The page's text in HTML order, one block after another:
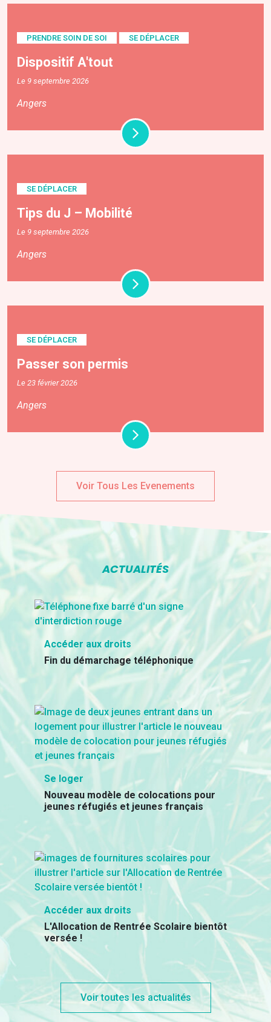
PRENDRE SOIN DE SOI SE DÉPLACER
Dispositif A'tout
Le 9 septembre 2026
Angers
SE DÉPLACER
Tips du J – Mobilité
Le 9 septembre 2026
Angers
SE DÉPLACER
Passer son permis
Le 23 février 2026
Angers
Voir Tous Les Evenements
ACTUALITÉS
Accéder aux droits
Fin du démarchage téléphonique
Se loger
Nouveau modèle de colocations pour
jeunes réfugiés et jeunes français
Accéder aux droits
L'Allocation de Rentrée Scolaire bientôt
versée !
Voir toutes les actualités